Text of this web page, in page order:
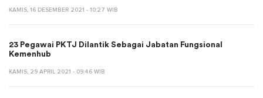
KAMIS, 16 DESEMBER 2021 - 10:27 WIB
23 Pegawai PKTJ Dilantik Sebagai Jabatan Fungsional
Kemenhub
KAMIS, 29 APRIL 2021 - 09:46 WIB